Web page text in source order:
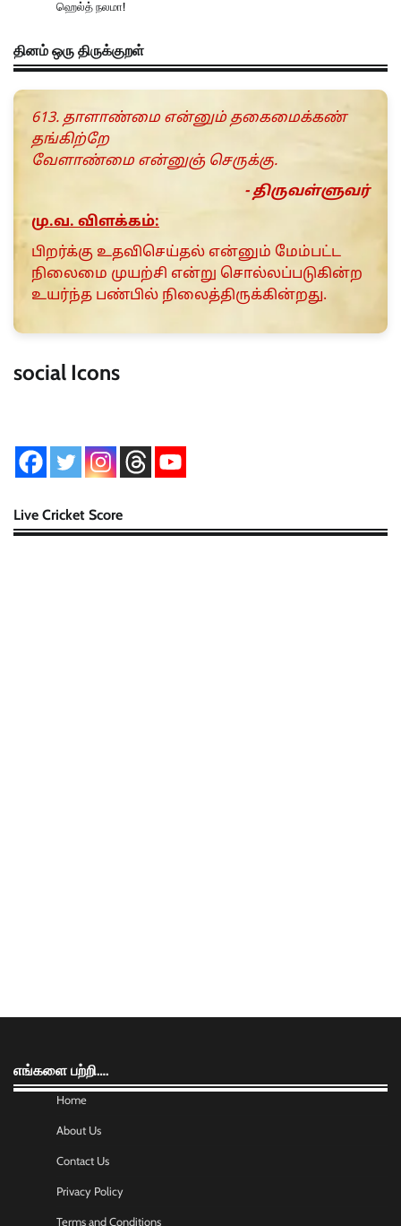
ஹெல்த் நலமா!
தினம் ஒரு திருக்குறள்
613. தாளாண்மை என்னும் தகைமைக்கண்
தங்கிற்றே
வேளாண்மை என்னுஞ் செருக்கு.
- திருவள்ளுவர்
மு.வ. விளக்கம்:
பிறர்க்கு உதவிசெய்தல் என்னும் மேம்பட்ட
நிலைமை முயற்சி என்று சொல்லப்படுகின்ற
உயர்ந்த பண்பில் நிலைத்திருக்கின்றது.
social Icons
Live Cricket Score
எங்களை பற்றி….
Home
About Us
Contact Us
Privacy Policy
Terms and Conditions